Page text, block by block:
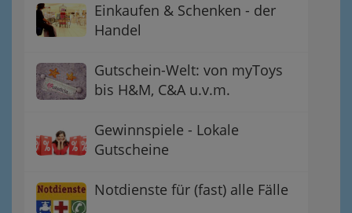
Einkaufen & Schenken - der
Handel
Gutschein-Welt: von myToys
bis H&M, C&A u.v.m.
Gewinnspiele - Lokale
Gutscheine
Notdienste für (fast) alle Fälle